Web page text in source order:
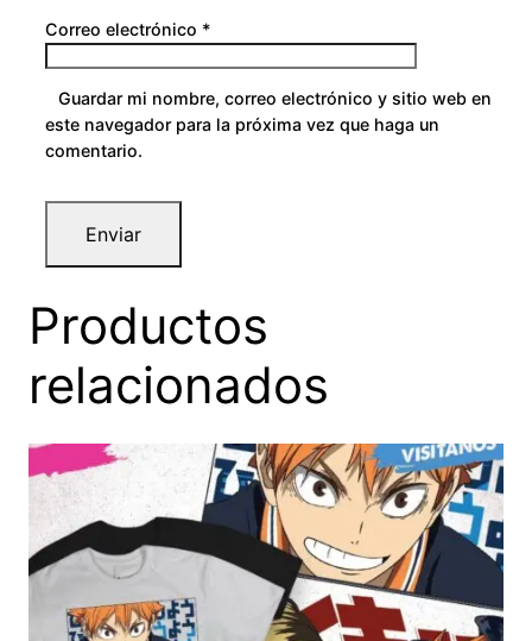
Correo electrónico *
Guardar mi nombre, correo electrónico y sitio web en
este navegador para la próxima vez que haga un
comentario.
Productos
relacionados